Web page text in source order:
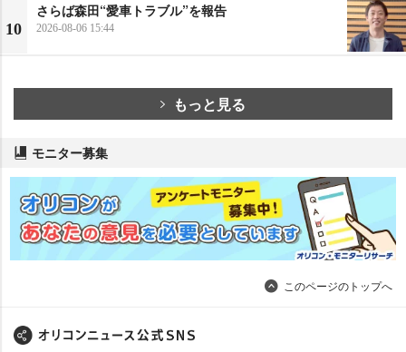
10
さらば森田“愛車トラブル”を報告
2026-08-06 15:44
もっと見る
モニター募集
このページのトップへ